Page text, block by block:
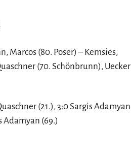
Marcos (80. Poser) – Kemsies,
(70. Schönbrunn), Uecker
(21.), 3:0 Sargis Adamyan
Adamyan (69.)